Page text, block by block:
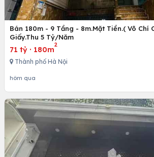
Bán 180m - 9 Tầng - 8m.Mặt Tiền.( Võ Chí
Giấy.Thu 5 Tỷ/Năm
71 tỷ · 180m
2
Thành phố Hà Nội
hôm qua